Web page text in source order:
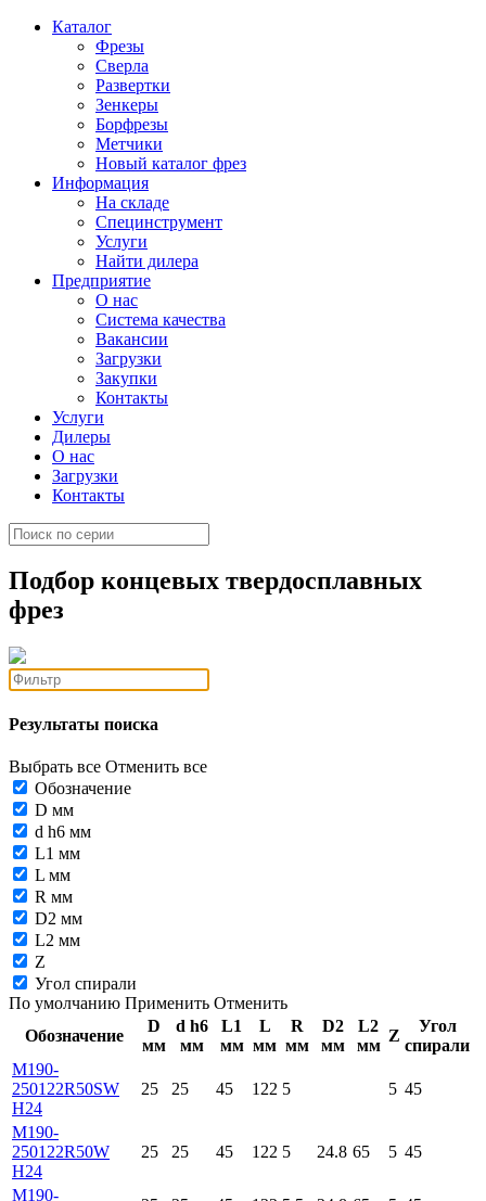
Каталог
Фрезы
Сверла
Развертки
Зенкеры
Борфрезы
Метчики
Новый каталог фрез
Информация
На складе
Специнструмент
Услуги
Найти дилера
Предприятие
О нас
Система качества
Вакансии
Загрузки
Закупки
Контакты
Услуги
Дилеры
О нас
Загрузки
Контакты
Подбор концевых твердосплавных
фрез
Результаты поиска
Выбрать все Отменить все
Обозначение
D мм
d h6 мм
L1 мм
L мм
R мм
D2 мм
L2 мм
Z
Угол спирали
По умолчанию Применить Отменить
Обозначение
D
мм
d h6
мм
L1
мм
L
мм
R
мм
D2
мм
L2
мм
Z
Угол
спирали
M190-
250122R50SW
H24
25 25 45 122 5 5 45
M190-
250122R50W
H24
25 25 45 122 5 24.8 65 5 45
M190-